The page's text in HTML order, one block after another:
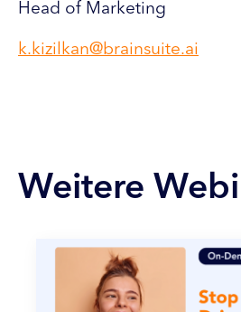
Head of Marketing
k.kizilkan@brainsuite.ai
Weitere